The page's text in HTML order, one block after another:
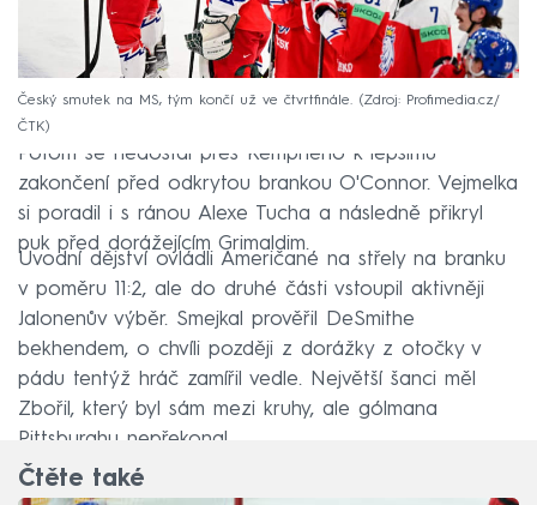
Český smutek na MS, tým končí už ve čtvrtfinále.
Zdroj: Profimedia.cz/
ČTK
Potom se nedostal přes Kempného k lepšímu
zakončení před odkrytou brankou O'Connor. Vejmelka
si poradil i s ránou Alexe Tucha a následně přikryl
puk před dorážejícím Grimaldim.
Úvodní dějství ovládli Američané na střely na branku
v poměru 11:2, ale do druhé části vstoupil aktivněji
Jalonenův výběr. Smejkal prověřil DeSmithe
bekhendem, o chvíli později z dorážky z otočky v
pádu tentýž hráč zamířil vedle. Největší šanci měl
Zbořil, který byl sám mezi kruhy, ale gólmana
Pittsburghu nepřekonal.
Čtěte také